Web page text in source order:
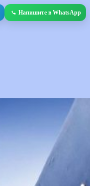
Напишите в WhatsApp